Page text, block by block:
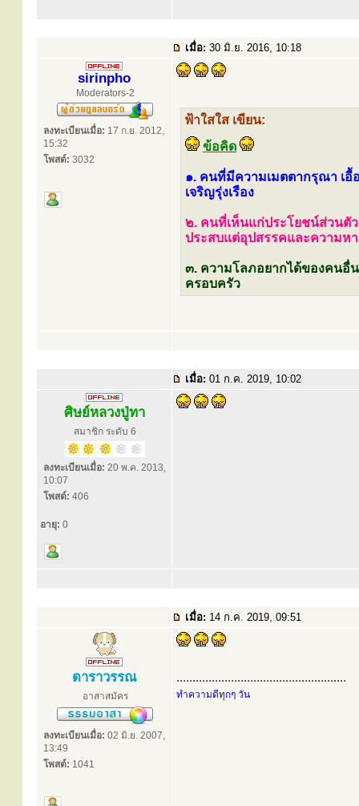
เมื่อ: 30 มิ.ย. 2016, 10:18
sirinpho
Moderators-2
ลงทะเบียนเมื่อ: 17 ก.ย. 2012,
15:32
โพสต์: 3032
ฟ้าใสใส เขียน:
ข้อคิด
๑. คนที่มีความเมตตากรุณา เอื้
เจริญรุ่งเรือง
๒. คนที่เห็นแก่ประโยชน์ส่วนตัว
ประสบแต่อุปสรรคและความห
๓. ความโลภอยากได้ของคนอื่
ครอบครัว
เมื่อ: 01 ก.ค. 2019, 10:02
ศิษย์หลวงปู่ทา
สมาชิก ระดับ 6
ลงทะเบียนเมื่อ: 20 พ.ค. 2013,
10:07
โพสต์: 406
อายุ: 0
เมื่อ: 14 ก.ค. 2019, 09:51
ดาราวรรณ
อาสาสมัคร
ลงทะเบียนเมื่อ: 02 มิ.ย. 2007,
13:49
โพสต์: 1041
.....................................................
ทำความดีทุกๆ วัน